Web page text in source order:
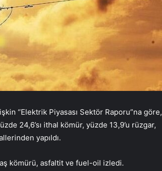
“Elektrik Piyasası Sektör Raporu”na göre,
24,6’sı ithal kömür, yüzde 13,9’u rüzgar,
yapıldı.
kömürü, asfaltit ve fuel-oil izledi.